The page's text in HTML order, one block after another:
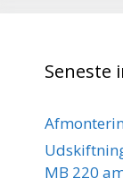
Seneste
MB 220